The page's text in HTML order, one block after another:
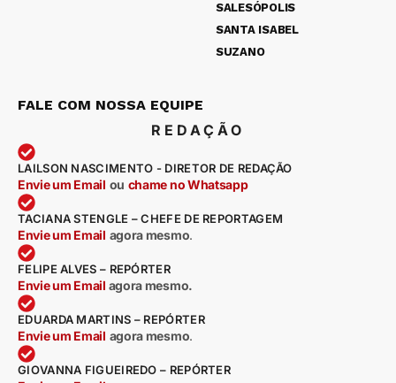
SALESÓPOLIS
SANTA ISABEL
SUZANO
FALE COM NOSSA EQUIPE
REDAÇÃO
LAILSON NASCIMENTO - DIRETOR DE REDAÇÃO
Envie um Email ou chame no Whatsapp
TACIANA STENGLE – CHEFE DE REPORTAGEM
Envie um Email agora mesmo.
FELIPE ALVES – REPÓRTER
Envie um Email agora mesmo.
EDUARDA MARTINS – REPÓRTER
Envie um Email agora mesmo.
GIOVANNA FIGUEIREDO – REPÓRTER